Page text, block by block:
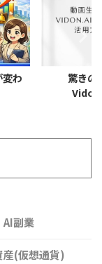
わ
驚きの
AI副業
産(仮想通貨)